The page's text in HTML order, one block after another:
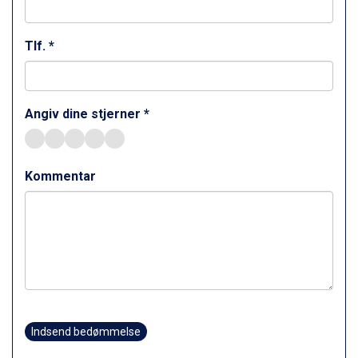
Fieberbrunn fra DKK 6.145
Wagrain fra DKK 4.645
Ischgl fra DKK 7.095
Zell am See fra DKK 4.095
Livigno fra DKK 4.145
Canazei fra DKK 4.745
Ponte di Legno fra DKK 4.745
Bad Gastein fra DKK 4.195
Bad Hofgastein fra DKK 5.495
Saalbach fra DKK 5.945
Sölden fra DKK 8.445
Tlf. *
Angiv dine stjerner *
Kommentar
Indsend bedømmelse